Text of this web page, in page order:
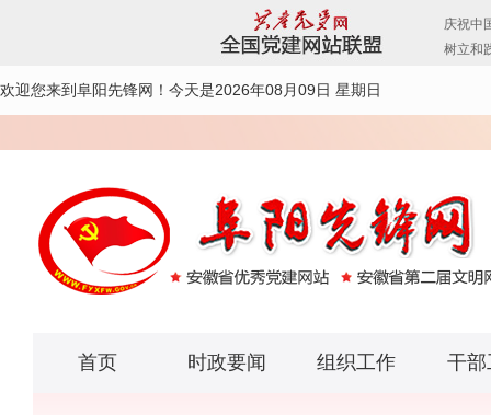
欢迎您来到阜阳先锋网！ 今天是2026年08月09日 星期日
首页 时政要闻 组织工作 干部